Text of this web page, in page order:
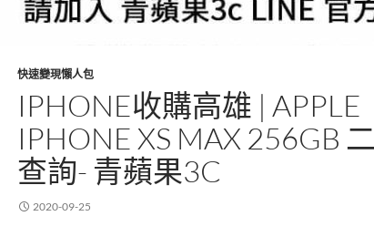
快速變現懶人包
IPHONE收購高雄 | APPLE
IPHONE XS MAX 256GB
查詢- 青蘋果3C
2020-09-25